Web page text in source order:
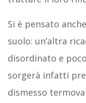
Si è pensato
suolo: un’altra
disordinato e
sorgerà infatti
dismesso